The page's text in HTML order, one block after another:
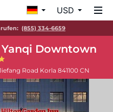
USD
(855) 334-6659
Downtown
Road Korla 841100 CN